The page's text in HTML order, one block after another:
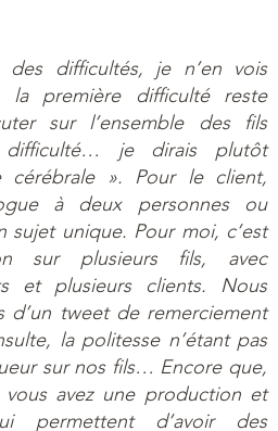
des difficultés, je n’en vois
la première difficulté reste
sur l’ensemble des fils
difficulté… je dirais plutôt
cérébrale ». Pour le client,
à deux personnes ou
sujet unique. Pour moi, c’est
sur plusieurs fils, avec
et plusieurs clients. Nous
d’un tweet de remerciement
la politesse n’étant pas
sur nos fils… Encore que,
avez une production et
permettent d’avoir des